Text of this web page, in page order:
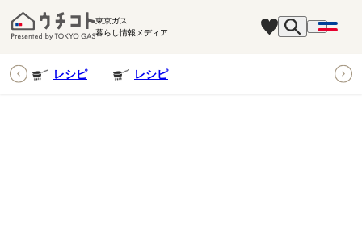
東京ガス
暮らし情報メディア
レシピ レシピ